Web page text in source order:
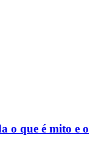
o que é mito e o